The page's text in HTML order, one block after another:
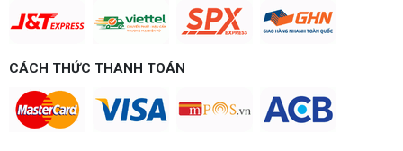
CÁCH THỨC THANH TOÁN